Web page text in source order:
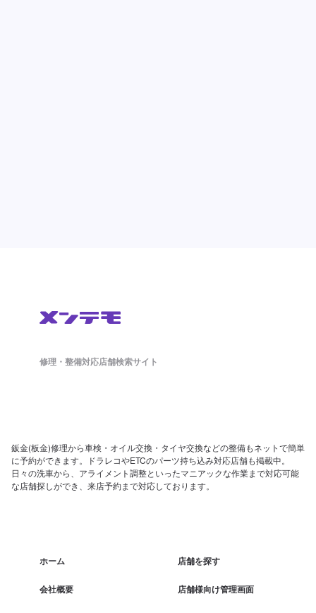
修理・整備対応店舗検索サイト
鈑金(板金)修理から車検・オイル交換・タイヤ交換などの整備もネットで簡単
に予約ができます。ドラレコやETCのパーツ持ち込み対応店舗も掲載中。
日々の洗車から、アライメント調整といったマニアックな作業まで対応可能
な店舗探しができ、来店予約まで対応しております。
ホーム 店舗を探す
会社概要 店舗様向け管理画面